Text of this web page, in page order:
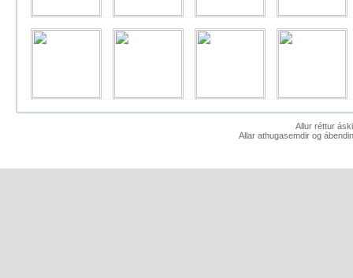
Allur réttur
Allar athugasemdir og